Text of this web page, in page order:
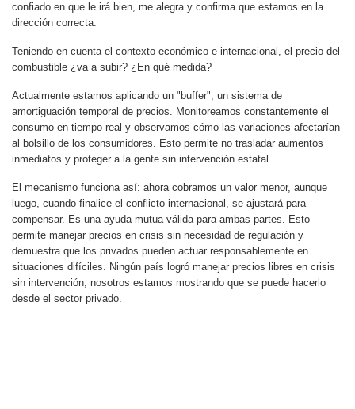
confiado en que le irá bien, me alegra y confirma que estamos en la
dirección correcta.
Teniendo en cuenta el contexto económico e internacional, el precio del
combustible ¿va a subir? ¿En qué medida?
Actualmente estamos aplicando un "buffer", un sistema de
amortiguación temporal de precios. Monitoreamos constantemente el
consumo en tiempo real y observamos cómo las variaciones afectarían
al bolsillo de los consumidores. Esto permite no trasladar aumentos
inmediatos y proteger a la gente sin intervención estatal.
El mecanismo funciona así: ahora cobramos un valor menor, aunque
luego, cuando finalice el conflicto internacional, se ajustará para
compensar. Es una ayuda mutua válida para ambas partes. Esto
permite manejar precios en crisis sin necesidad de regulación y
demuestra que los privados pueden actuar responsablemente en
situaciones difíciles. Ningún país logró manejar precios libres en crisis
sin intervención; nosotros estamos mostrando que se puede hacerlo
desde el sector privado.